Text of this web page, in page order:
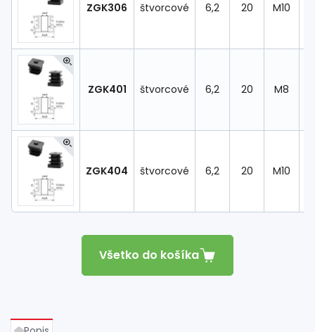
ZGK306 štvorcové 6,2 20 M10
ZGK401 štvorcové 6,2 20 M8
ZGK404 štvorcové 6,2 20 M10
Všetko do košíka